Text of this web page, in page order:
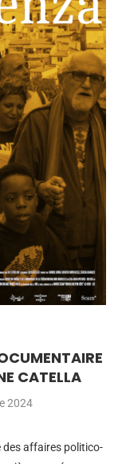
CATELLA
2024
des affaires politico-